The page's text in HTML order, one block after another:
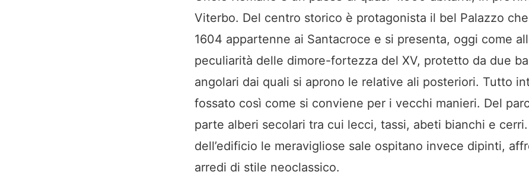
Viterbo. Del centro storico è protagonista il bel Palazzo
1604 appartenne ai Santacroce e si presenta, oggi come
peculiarità delle dimore-fortezza del XV, protetto da due
angolari dai quali si aprono le relative ali posteriori. Tutto
fossato così come si conviene per i vecchi manieri. Del
parte alberi secolari tra cui lecci, tassi, abeti bianchi e cerri.
dell’edificio le meravigliose sale ospitano invece dipinti,
arredi di stile neoclassico.